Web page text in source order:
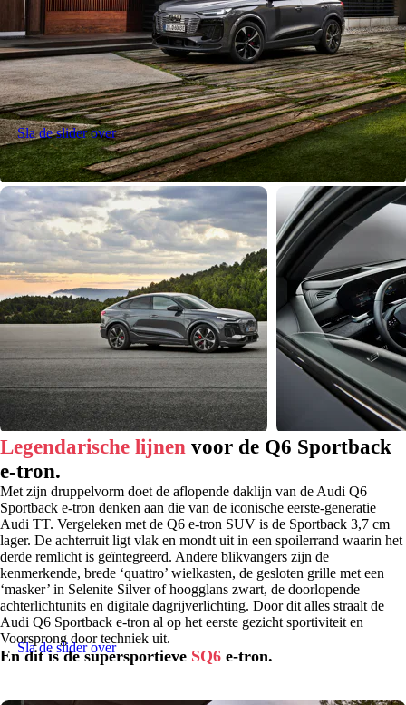
Sla de slider over
Legendarische lijnen voor de Q6 Sportback
e-tron.
Met zijn druppelvorm doet de aflopende daklijn van de Audi Q6
Sportback e-tron denken aan die van de iconische eerste-generatie
Audi TT. Vergeleken met de Q6 e-tron SUV is de Sportback 3,7 cm
lager. De achterruit ligt vlak en mondt uit in een spoilerrand waarin het
derde remlicht is geïntegreerd. Andere blikvangers zijn de
kenmerkende, brede ‘quattro’ wielkasten, de gesloten grille met een
‘masker’ in Selenite Silver of hoogglans zwart, de doorlopende
achterlichtunits en digitale dagrijverlichting. Door dit alles straalt de
Audi Q6 Sportback e-tron al op het eerste gezicht sportiviteit en
Voorsprong door techniek uit.
En dit is de supersportieve SQ6 e-tron.
Sla de slider over